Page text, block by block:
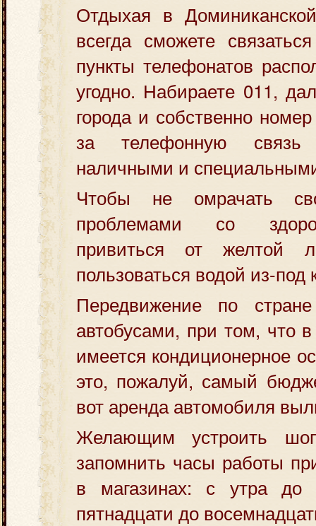
Отдыхая в
всегда сможете
пункты телефонатов
угодно. Набираете 011,
города и собственно
за телефонную связь
наличными и
Чтобы не омрачать
проблемами со
привиться от желтой
пользоваться водой из-под
Передвижение по стране
автобусами, при том, что
имеется кондиционерное
это, пожалуй, самый
вот аренда автомобиля
Желающим устроить
запомнить часы работы
в магазинах: с утра до
пятнадцати до